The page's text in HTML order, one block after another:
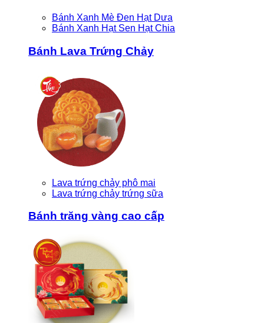
Bánh Xanh Mè Đen Hạt Dưa
Bánh Xanh Hạt Sen Hạt Chia
Bánh Lava Trứng Chảy
Lava trứng chảy phô mai
Lava trứng chảy trứng sữa
Bánh trăng vàng cao cấp